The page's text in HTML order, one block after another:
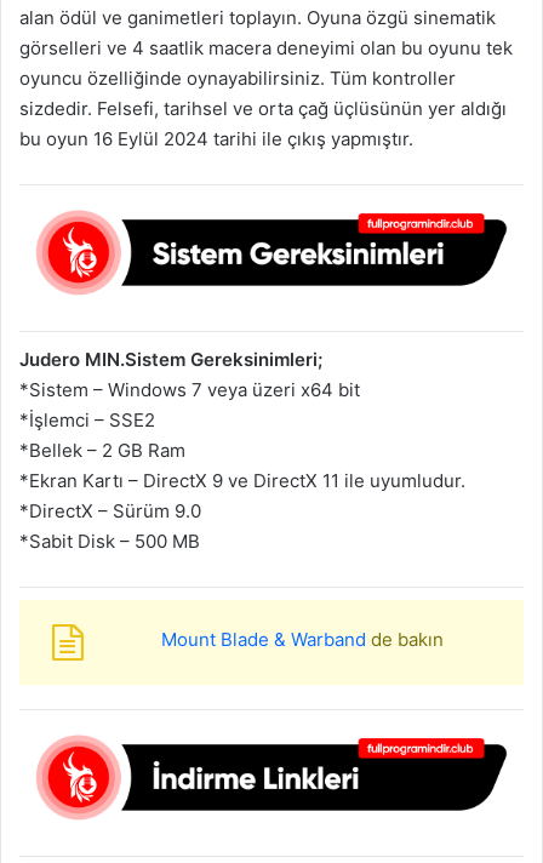
alan ödül ve ganimetleri toplayın. Oyuna özgü sinematik
görselleri ve 4 saatlik macera deneyimi olan bu oyunu tek
oyuncu özelliğinde oynayabilirsiniz. Tüm kontroller
sizdedir. Felsefi, tarihsel ve orta çağ üçlüsünün yer aldığı
bu oyun 16 Eylül 2024 tarihi ile çıkış yapmıştır.
Judero MIN.Sistem Gereksinimleri;
*Sistem – Windows 7 veya üzeri x64 bit
*İşlemci – SSE2
*Bellek – 2 GB Ram
*Ekran Kartı – DirectX 9 ve DirectX 11 ile uyumludur.
*DirectX – Sürüm 9.0
*Sabit Disk – 500 MB
Mount Blade & Warband de bakın